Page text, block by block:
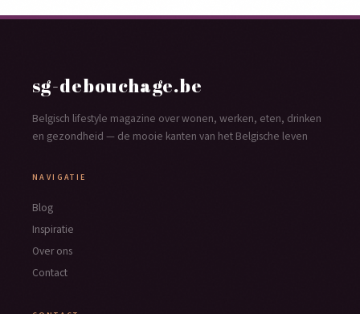
sg-debouchage.be
Belgisch lifestyle magazine over wonen, werken, eten, drinken
en gezondheid — de mooie kanten van het Belgische leven
NAVIGATIE
Blog
Inspiratie
Over ons
Contact